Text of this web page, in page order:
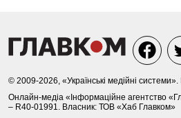
© 2009-2026, «Українські медійні
Онлайн-медіа «Інформаційне агентство
– R40-01991. Власник: ТОВ «Хаб Главком»